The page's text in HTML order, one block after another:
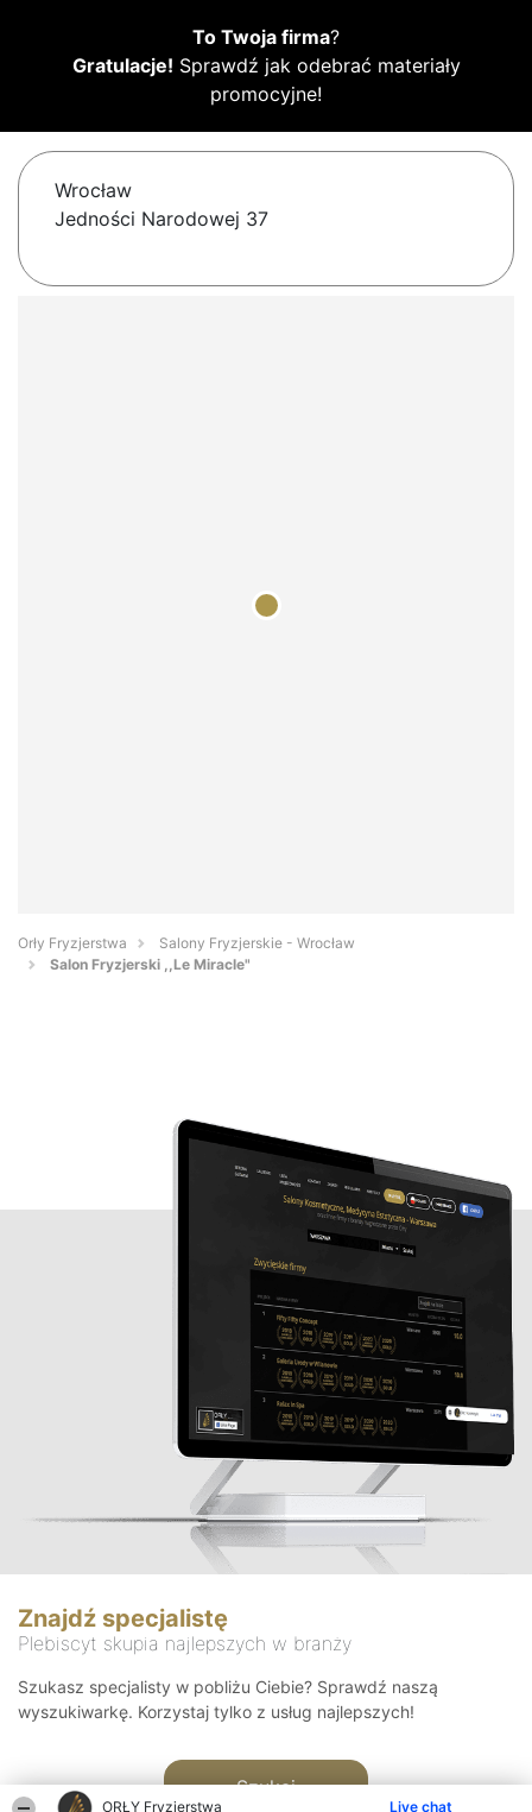
ORŁY Fryzjerstwa Live chat
To Twoja firma?
Gratulacje! Sprawdź jak odebrać materiały
promocyjne!
Wrocław
Jedności Narodowej 37
Orły Fryzjerstwa
Salony Fryzjerskie - Wrocław
Salon Fryzjerski ,,Le Miracle"
Znajdź specjalistę
Plebiscyt skupia najlepszych w branży
Szukasz specjalisty w pobliżu Ciebie? Sprawdź naszą
wyszukiwarkę. Korzystaj tylko z usług najlepszych!
Szukaj